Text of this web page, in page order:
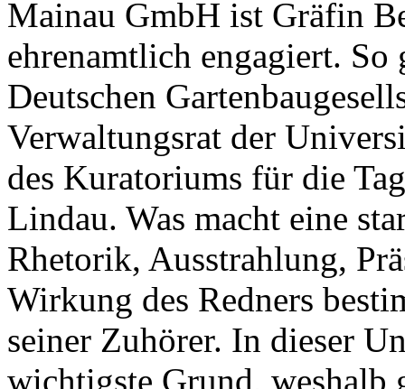
Mainau GmbH ist Gräfin
ehrenamtlich engagiert. So
Deutschen
Verwaltungsrat der
des Kuratoriums für die
Lindau. Was macht eine
Rhetorik, Ausstrahlung,
Wirkung des Redners
seiner Zuhörer. In dieser
wichtigste Grund, weshalb